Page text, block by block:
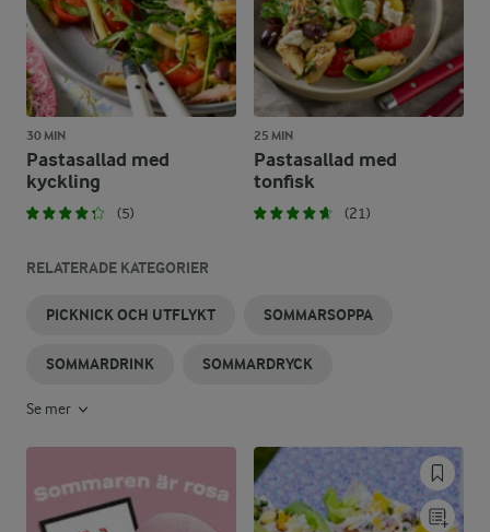
30 MIN
Pastasallad med
kyckling
(5)
25 MIN
Pastasallad med
tonfisk
(21)
RELATERADE KATEGORIER
PICKNICK OCH UTFLYKT SOMMARSOPPA
SOMMARDRINK SOMMARDRYCK
Se mer